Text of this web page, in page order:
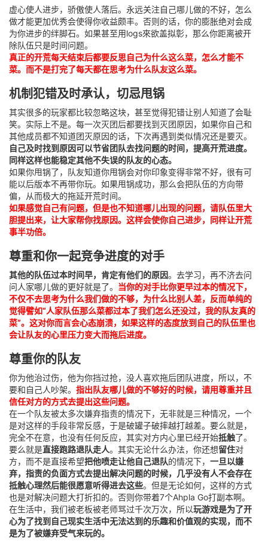
虚心使人进步，骄傲使人落后。永远关注自己哪儿做的不好，怎么
做才能更加优秀会使得你收益颇丰。否则的话，你的膨胀绝对会成
为你进步的绊脚石。如果甚至用logs來欲盖拟彰，那么你距离被开
除队伍只是时间问题。
真正的开荒每天结束后都要反思自己为什么这么菜，怎么才能不
菜。而不是打完了每天都在思考为什么队友这么菜。
机制犯错及时承认，切忌甩锅
其实很多的玩家都比较忽略这块，甚至觉得犯错让别人知道了会耻
笑。实际上不是。每一次灭团后都要找到灭团原因，如果你自己和
其他成员都不知道团灭原因的话，下次再遇到类似情况还是要灭。
自己及时找到原因可以节省团队去找问题的时间，提高开荒进度。
同样这样也能稳定其他不失误的队友的心态。
如果你甩锅了，队友知道你甩锅会对你印象变得非常不好，很有可
能以后版本不再带你玩。如果甩锅成功，那么会把队伍的方向带
偏，从而极大的拖延开荒时间。
如果感觉自己有问题，但是也不知道哪儿出现的问题，请队伍里大
胆提出来，让大家帮你找原因。这样会使你自己进步，同样让开荒
事半功倍。
尊重和你一起竞争进度的对手
其他的队伍过本时间早，肯定有他们的原因。去学习，再不济去问
问人家哪儿做的更好就是了。 当你的对手比你更早过本的情况下，
不仅不去思考为什么我们做的不够，为什么比别人差，反而单纯的
觉得譬如“人家队伍那么菜都过本了我们怎么还没过，我的队友真的
菜”。这对你而言会心态崩溃，如果这样的态度放到自己的队伍里也
会让队友的心里压力变大而拖后进度。
尊重你的队友
你为他治过伤，他为你挡过抢，没人喜欢拖后团队进度，所以，不
要和自己人吵架。 指出队友哪儿做的不够好的时候，请用尊重并且
信任对方的方式去提出这些问题。
在一个队友被太多次嫌弃指责的情况下，无非就是三种情况，一个
是对这样的手段非常反感，于是破罐子破摔越打越差。要么就是，
完全不在意，也没有任何反应，其实对方内心里已经开始抵触了。
要么就是直接跑路退队走人。其实无论什么办法，你还想留住对
方，而不是直接希望把他喷走让他自己退队的情况下， 一旦以嫌
弃，指责的负面方式去提出解决问题的时候，几乎没有人不会存在
抵触心理然后能很愿意听得进去这些。但是无论如何，这样的方式
也是对解决问题大打折扣的。否则你带着7个Ahpla Go打副本啊。
在生活中，我们被老板被老师骂过千次万次，所以玩游戏是为了开
心为了找到自己现实生活中无法达到的乐趣和价值观的实现，而不
是为了被嫌弃受气来玩的。